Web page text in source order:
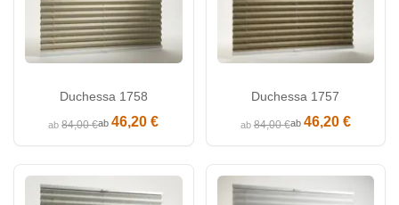
Duchessa 1758
ab84,00 €ab46,20 €
Duchessa 1757
ab84,00 €ab 46,20 €